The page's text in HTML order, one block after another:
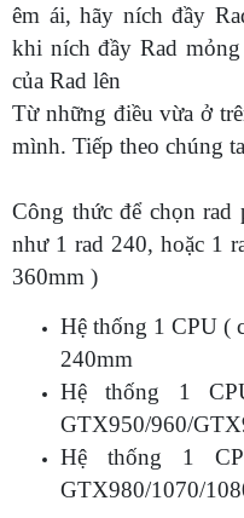
êm ái, hãy ních đầy
khi ních đầy Rad
của Rad lên
Từ những điều vừa ở
mình. Tiếp theo chúng
Công thức để chọn
như 1 rad 240, hoặc 1
360mm )
Hệ thống 1 CPU (
240mm
Hệ thống 1
GTX950/960/
Hệ thống 1
GTX980/1070/